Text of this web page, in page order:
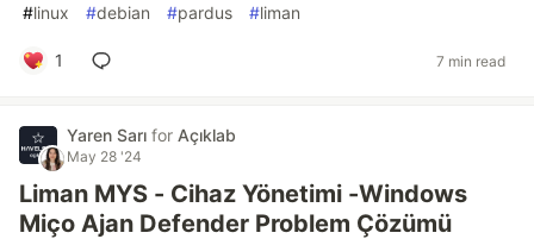
#linux #debian #pardus #liman
1 7 min read
Yaren Sarı for Açıklab
May 28 '24
Liman MYS - Cihaz Yönetimi -Windows
Miço Ajan Defender Problem Çözümü